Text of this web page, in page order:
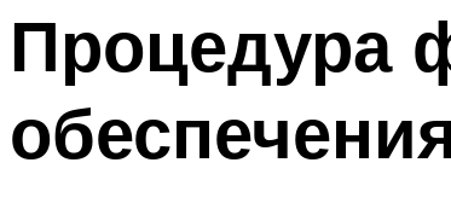
Процедура